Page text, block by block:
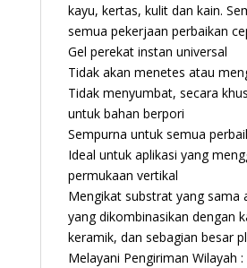
kayu, kertas, kulit dan kain.
semua pekerjaan perbaikan
Gel perekat instan universal
Tidak akan menetes atau
Tidak menyumbat, secara
untuk bahan berpori
Sempurna untuk semua
Ideal untuk aplikasi yang
permukaan vertikal
Mengikat substrat yang sama
yang dikombinasikan dengan
keramik, dan sebagian besar
Melayani Pengiriman Wilayah :